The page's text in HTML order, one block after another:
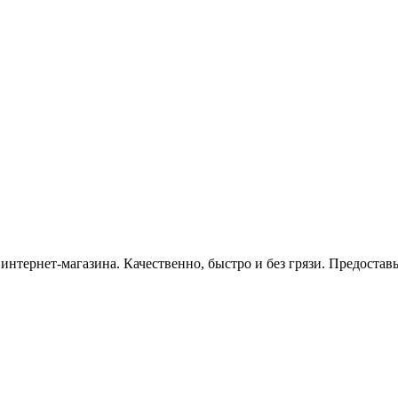
магазина. Качественно, быстро и без грязи.